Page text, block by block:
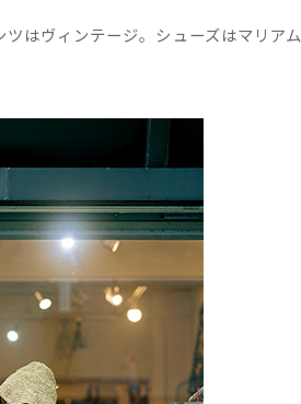
はヴィンテージ。シューズはマリアム